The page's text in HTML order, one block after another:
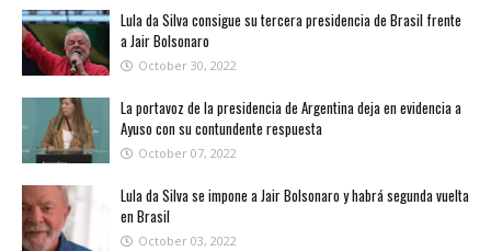
Lula da Silva consigue su tercera presidencia de Brasil frente
a Jair Bolsonaro
October 30, 2022
La portavoz de la presidencia de Argentina deja en evidencia a
Ayuso con su contundente respuesta
October 07, 2022
Lula da Silva se impone a Jair Bolsonaro y habrá segunda vuelta
en Brasil
October 03, 2022